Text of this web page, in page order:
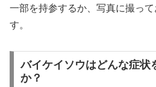
一部を持参するか、写真に撮っ
す。
バイケイソウはどんな症状
か？